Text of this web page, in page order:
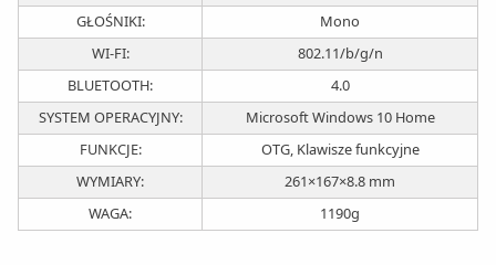
GŁOŚNIKI:
Mono
WI-FI:
802.11/b/g/n
BLUETOOTH:
4.0
SYSTEM OPERACYJNY:
Microsoft Windows 10 Home
FUNKCJE:
OTG, Klawisze funkcyjne
WYMIARY:
261×167×8.8 mm
WAGA:
1190g